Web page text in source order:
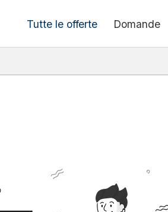
Tutte le offerte Domande